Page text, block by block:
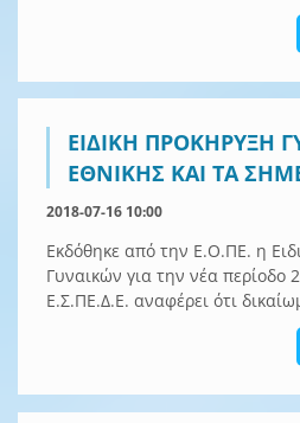
ΕΙΔΙΚΗ ΠΡΟΚΗΡΥΞΗ
ΕΘΝΙΚΗΣ ΚΑΙ ΤΑ
2018-07-16 10:00
Εκδόθηκε από την Ε.Ο.ΠΕ. η
Γυναικών για την νέα περίοδο
Ε.Σ.ΠΕ.Δ.Ε. αναφέρει ότι